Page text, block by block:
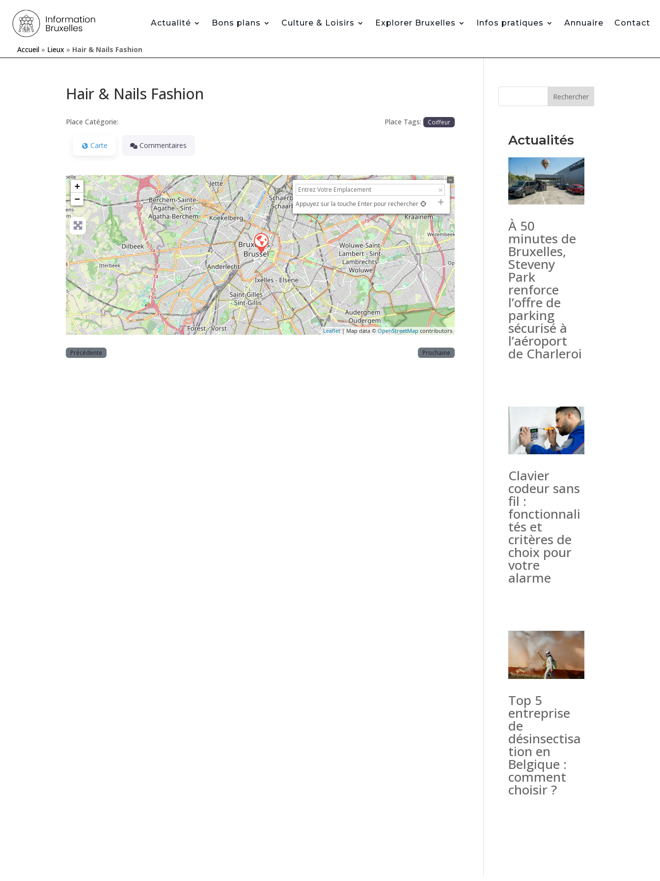
Actualité Bons plans Culture & Loisirs Explorer Bruxelles Infos pratiques Annuaire Contact
Accueil » Lieux » Hair & Nails Fashion
Hair & Nails Fashion
Place Catégorie: Place Tags: Coiffeur
Carte Commentaires
+
−
Appuyez sur la touche Enter pour rechercher
Leaflet| Map data ©OpenStreetMap contributors
Précédente Prochaine
Rechercher
Actualités
À 50
minutes de
Bruxelles,
Steveny
Park
renforce
l’offre de
parking
sécurisé à
l’aéroport
de Charleroi
Clavier
codeur sans
fil :
fonctionnali
tés et
critères de
choix pour
votre
alarme
Top 5
entreprise
de
désinsectisa
tion en
Belgique :
comment
choisir ?